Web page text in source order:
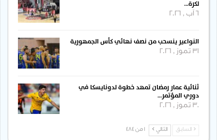
لكرة…
النواعير ينسحب من نصف نهائي كأس الجمهورية
31 تموز , 2026
ثنائية عمار رمضان تمهد خطوة لدونايسكا في
دوري المؤتمر…
30 تموز , 2026
السابق التالي